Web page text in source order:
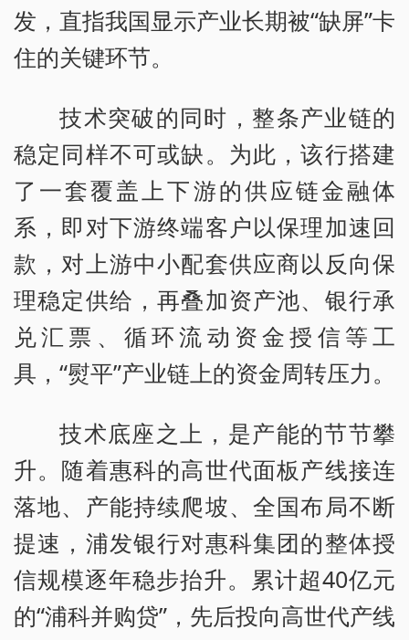
发，直指我国显示产业长期被“缺屏”卡
住的关键环节。
技术突破的同时，整条产业链的
稳定同样不可或缺。为此，该行搭建
了一套覆盖上下游的供应链金融体
系，即对下游终端客户以保理加速回
款，对上游中小配套供应商以反向保
理稳定供给，再叠加资产池、银行承
兑汇票、循环流动资金授信等工
具，“熨平”产业链上的资金周转压力。
技术底座之上，是产能的节节攀
升。随着惠科的高世代面板产线接连
落地、产能持续爬坡、全国布局不断
提速，浦发银行对惠科集团的整体授
信规模逐年稳步抬升。累计超40亿元
的“浦科并购贷”，先后投向高世代产线